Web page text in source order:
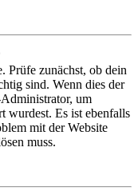
Prüfe zunächst, ob dein
sind. Wenn dies der
um
wurdest. Es ist ebenfalls
mit der Website
muss.